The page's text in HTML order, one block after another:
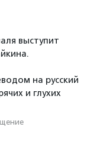
выступит
на русский
и глухих